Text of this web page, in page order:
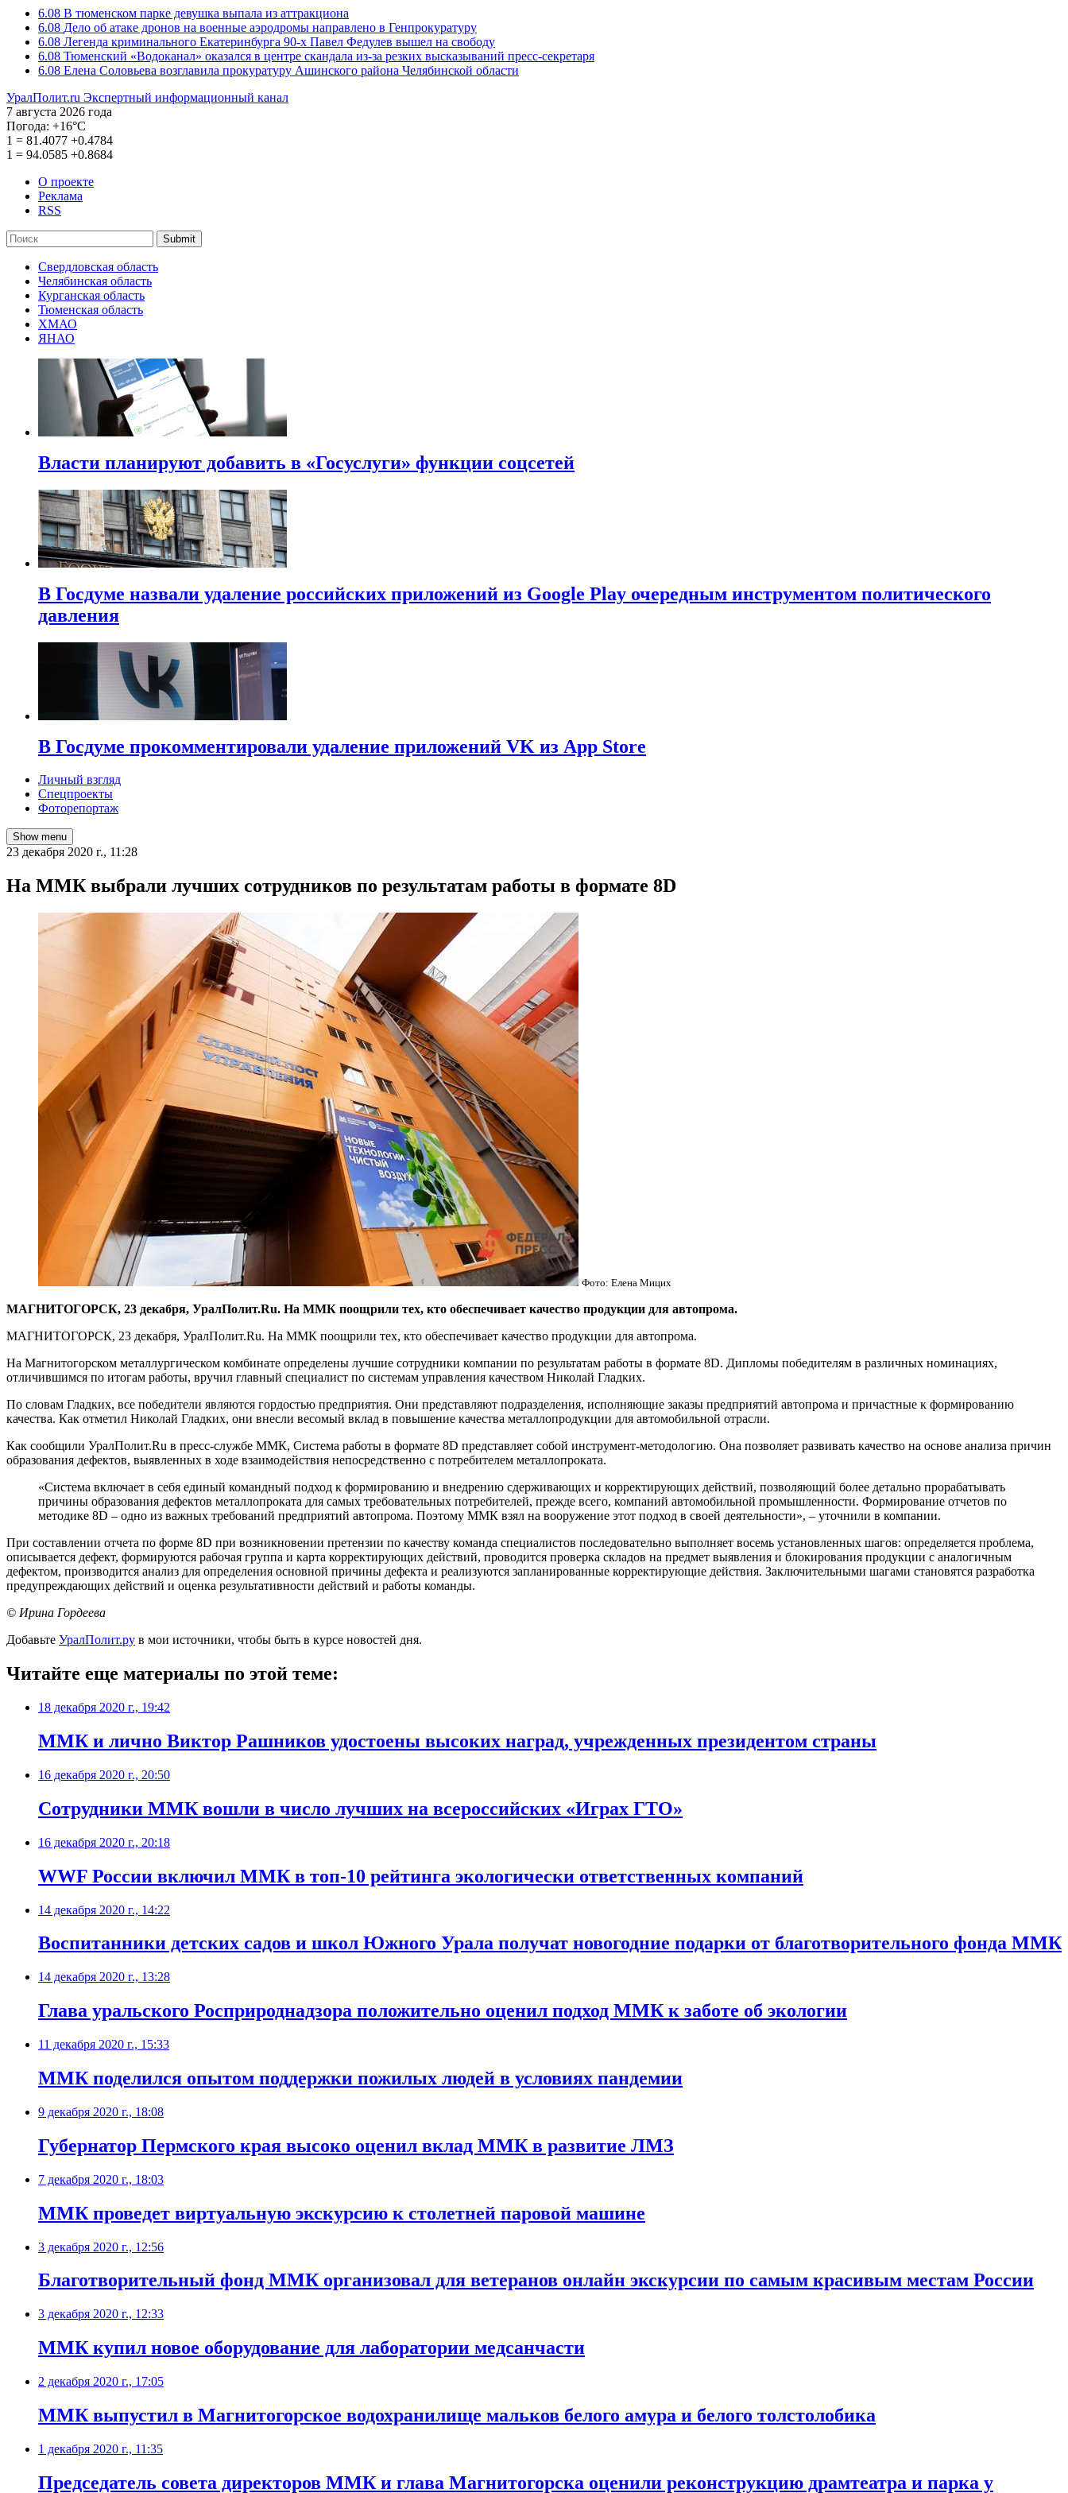
6.08 В тюменском парке девушка выпала из аттракциона
6.08 Дело об атаке дронов на военные аэродромы направлено в Генпрокуратуру
6.08 Легенда криминального Екатеринбурга 90-х Павел Федулев вышел на свободу
6.08 Тюменский «Водоканал» оказался в центре скандала из-за резких высказываний пресс-секретаря
6.08 Елена Соловьева возглавила прокуратуру Ашинского района Челябинской области
УралПолит.ru Экспертный информационный канал
7 августа 2026 года
Погода: +16°С
1 = 81.4077 +0.4784
1 = 94.0585 +0.8684
О проекте
Реклама
RSS
Submit
Свердловская область
Челябинская область
Курганская область
Тюменская область
ХМАО
ЯНАО
Власти планируют добавить в «Госуслуги» функции соцсетей
В Госдуме назвали удаление российских приложений из Google Play очередным инструментом политического
давления
В Госдуме прокомментировали удаление приложений VK из App Store
Личный взгляд
Спецпроекты
Фоторепортаж
Show menu
23 декабря 2020 г., 11:28
На ММК выбрали лучших сотрудников по результатам работы в формате 8D
Фото: Елена Мицих
МАГНИТОГОРСК, 23 декабря, УралПолит.Ru. На ММК поощрили тех, кто обеспечивает качество продукции для автопрома.
МАГНИТОГОРСК, 23 декабря, УралПолит.Ru. На ММК поощрили тех, кто обеспечивает качество продукции для автопрома.
На Магнитогорском металлургическом комбинате определены лучшие сотрудники компании по результатам работы в формате 8D. Дипломы победителям в различных номинациях,
отличившимся по итогам работы, вручил главный специалист по системам управления качеством Николай Гладких.
По словам Гладких, все победители являются гордостью предприятия. Они представляют подразделения, исполняющие заказы предприятий автопрома и причастные к формированию
качества. Как отметил Николай Гладких, они внесли весомый вклад в повышение качества металлопродукции для автомобильной отрасли.
Как сообщили УралПолит.Ru в пресс-службе ММК, Система работы в формате 8D представляет собой инструмент-методологию. Она позволяет развивать качество на основе анализа причин
образования дефектов, выявленных в ходе взаимодействия непосредственно с потребителем металлопроката.
«Система включает в себя единый командный подход к формированию и внедрению сдерживающих и корректирующих действий, позволяющий более детально прорабатывать
причины образования дефектов металлопроката для самых требовательных потребителей, прежде всего, компаний автомобильной промышленности. Формирование отчетов по
методике 8D – одно из важных требований предприятий автопрома. Поэтому ММК взял на вооружение этот подход в своей деятельности», – уточнили в компании.
При составлении отчета по форме 8D при возникновении претензии по качеству команда специалистов последовательно выполняет восемь установленных шагов: определяется проблема,
описывается дефект, формируются рабочая группа и карта корректирующих действий, проводится проверка складов на предмет выявления и блокирования продукции с аналогичным
дефектом, производится анализ для определения основной причины дефекта и реализуются запланированные корректирующие действия. Заключительными шагами становятся разработка
предупреждающих действий и оценка результативности действий и работы команды.
© Ирина Гордеева
Добавьте УралПолит.ру в мои источники, чтобы быть в курсе новостей дня.
Читайте еще материалы по этой теме:
18 декабря 2020 г., 19:42
ММК и лично Виктор Рашников удостоены высоких наград, учрежденных президентом страны
16 декабря 2020 г., 20:50
Сотрудники ММК вошли в число лучших на всероссийских «Играх ГТО»
16 декабря 2020 г., 20:18
WWF России включил ММК в топ-10 рейтинга экологически ответственных компаний
14 декабря 2020 г., 14:22
Воспитанники детских садов и школ Южного Урала получат новогодние подарки от благотворительного фонда ММК
14 декабря 2020 г., 13:28
Глава уральского Росприроднадзора положительно оценил подход ММК к заботе об экологии
11 декабря 2020 г., 15:33
​ММК поделился опытом поддержки пожилых людей в условиях пандемии
9 декабря 2020 г., 18:08
Губернатор Пермского края высоко оценил вклад ММК в развитие ЛМЗ
7 декабря 2020 г., 18:03
​ММК проведет виртуальную экскурсию к столетней паровой машине
3 декабря 2020 г., 12:56
Благотворительный фонд ММК организовал для ветеранов онлайн экскурсии по самым красивым местам России
3 декабря 2020 г., 12:33
ММК купил новое оборудование для лаборатории медсанчасти
2 декабря 2020 г., 17:05
ММК выпустил в Магнитогорское водохранилище мальков белого амура и белого толстолобика
1 декабря 2020 г., 11:35
Председатель совета директоров ММК и глава Магнитогорска оценили реконструкцию драмтеатра и парка у